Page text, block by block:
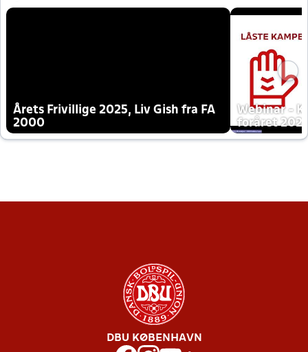
Årets Frivillige 2025, Liv Gish fra FA
2000
Webinar -
foråret
DBU KØBENHAVN